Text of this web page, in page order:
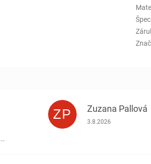
je 5 z 5 hviezdičiek.
ZP Zuzana Pallová
Hodnotenie
3.8.2026